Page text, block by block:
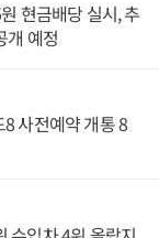
현금배당 실시, 추
개 예정
사전예약 개통 8